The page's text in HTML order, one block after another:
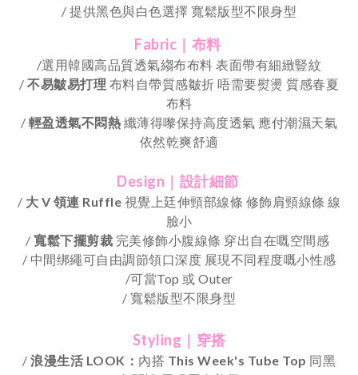
/ 提供黑色與白色選擇 寬鬆版型不限身型
Fabric｜布料
/選用韓國高品質透氣縐布布料 表面帶有細緻豎紋
/ 不易皺易打理 布料自帶質感皺折 唔需要熨燙 質感春夏
布料
/ 輕盈透氣不悶熱 纖薄得嚟保持高度透氣 應付潮濕天氣
依然乾爽舒適
Design｜設計細節
/ 大 V 領連 Ruffle 視覺上廷伸頸部線條 修飾肩頸線條 線
臉小
/寬鬆下擺剪裁 完美修飾小腹線條 穿出自在嘅空間感
/ 中間绑繩可自由調節領口深度 展現不同程度嘅小性感
/可當Top 或 Outer
/ 寬鬆版型不限身型
Styling｜穿搭
/ 浪漫生活 LOOK： 內搭 This Week's Tube Top 同黑